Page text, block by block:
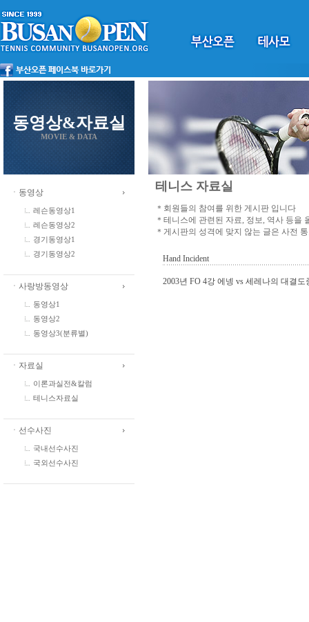
동영상&자료실
MOVIE & DATA
ㆍ동영상
레슨동영상1
레슨동영상2
경기동영상1
경기동영상2
ㆍ사랑방동영상
동영상1
동영상2
동영상3(분류별)
ㆍ자료실
이론과실전&칼럼
테니스자료실
ㆍ선수사진
국내선수사진
국외선수사진
테니스 자료실
＊회원들의 참여를 위한 게시판 입니다
＊테니스에 관련된 자료, 정보, 역사 등을
＊게시판의 성격에 맞지 않는 글은 사전
Hand Incident
2003년 FO 4강 에넹 vs 세레나의 대결